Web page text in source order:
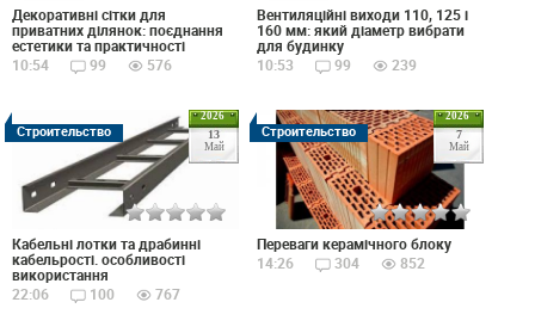
Декоративні сітки для
приватних ділянок: поєднання
естетики та практичності
10:54
99 576
Вентиляційні виходи 110, 125 і
160 мм: який діаметр вибрати
для будинку
10:53
99 239
2026
13
Май
Строительство
Кабельні лотки та драбинні
кабельрості. особливості
використання
22:06
100 767
2026
7
Май
Строительство
Переваги керамічного блоку
14:26
304 852